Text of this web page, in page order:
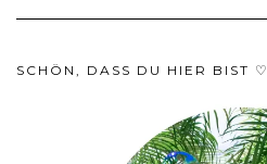
SCHÖN, DASS DU HIER BIST ♡